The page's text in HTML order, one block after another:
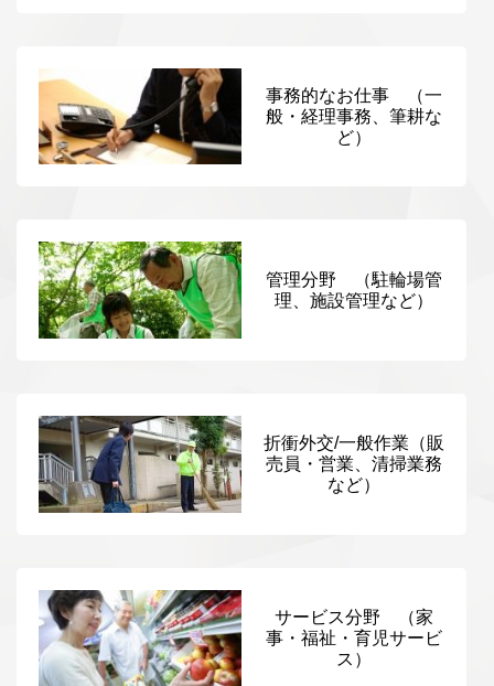
事務的なお仕事 （一
般・経理事務、筆耕な
ど）
管理分野 （駐輪場管
理、施設管理など）
折衝外交/一般作業（販
売員・営業、清掃業務
など）
サービス分野 （家
事・福祉・育児サービ
ス）